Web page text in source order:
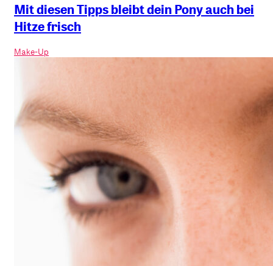
Mit diesen Tipps bleibt dein Pony auch bei
Hitze frisch
Make-Up